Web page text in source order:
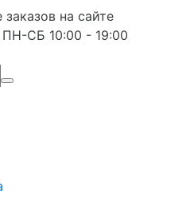
на сайте
ПН-СБ 10:00 - 19:00